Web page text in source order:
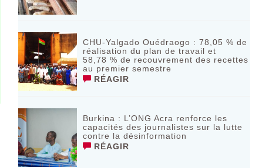
CHU-Yalgado Ouédraogo : 78,05 % de
réalisation du plan de travail et
58,78 % de recouvrement des recettes
au premier semestre
RÉAGIR
Burkina : L’ONG Acra renforce les
capacités des journalistes sur la lutte
contre la désinformation
RÉAGIR